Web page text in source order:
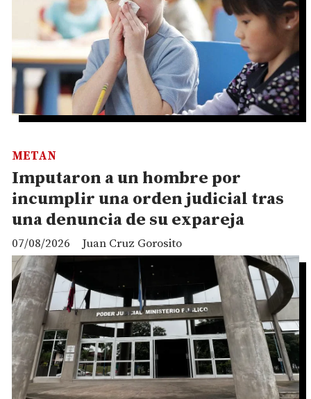
Imputaron a un hombre por
incumplir una orden judicial tras
una denuncia de su expareja
Juan Cruz Gorosito
METAN
07/08/2026